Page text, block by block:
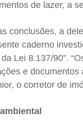
de lazer, a
conclusões, a
caderno
da Lei 8.137/90”.
e
o corretor de